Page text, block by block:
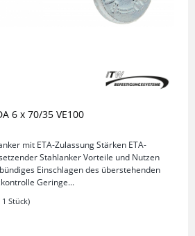
6 x 70/35 VE100
mit ETA-Zulassung Stärken ETA-
Stahlanker Vorteile und Nutzen
Einschlagen des überstehenden
Geringe...
Stück)